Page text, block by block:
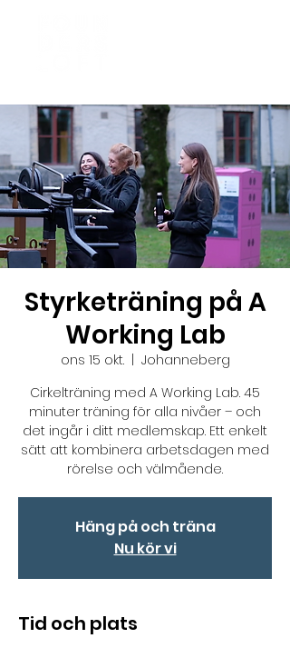
Styrketräning på A
Working Lab
ons 15 okt.
  |
Johanneberg
Cirkelträning med A Working Lab. 45
minuter träning för alla nivåer – och
det ingår i ditt medlemskap. Ett enkelt
sätt att kombinera arbetsdagen med
rörelse och välmående.
Häng på och träna
Nu kör vi
Tid och plats